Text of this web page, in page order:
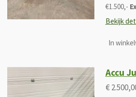
€1.500,-
Bekijk
In
Accu
€